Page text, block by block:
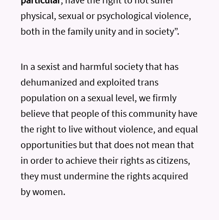
physical, sexual or psychological violence,
both in the family unity and in society”.
In a sexist and harmful society that has
dehumanized and exploited trans
population on a sexual level, we firmly
believe that people of this community have
the right to live without violence, and equal
opportunities but that does not mean that
in order to achieve their rights as citizens,
they must undermine the rights acquired
by women.